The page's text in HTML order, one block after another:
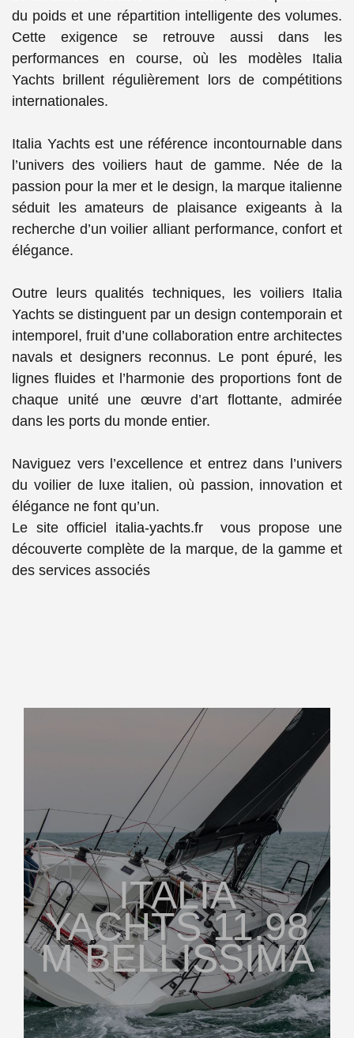
du poids et une répartition intelligente des volumes.
Cette exigence se retrouve aussi dans les
performances en course, où les modèles Italia
Yachts brillent régulièrement lors de compétitions
internationales.
Italia Yachtsest une référence incontournable dans
l’univers des voiliers haut de gamme. Née de la
passion pour la mer et le design, la marque italienne
séduit les amateurs de plaisance exigeants à la
recherche d’un voilier alliant performance, confort et
élégance.
Outre leurs qualités techniques, les voiliers Italia
Yachts se distinguent par un design contemporain et
intemporel , fruit d’une collaboration entre architectes
navals et designers reconnus. Le pont épuré, les
lignes fluides et l’harmonie des proportions font de
chaque unité une œuvre d’art flottante, admirée
dans les ports du monde entier.
Naviguez vers l’excellence et entrez dans l’univers
du voilier de luxe italien, où passion, innovation et
élégance ne font qu’un.
Le site officiel italia-yachts.fr
vous propose une
découverte complète de la marque, de la gamme et
des services associés
ITALIA
YACHTS 11.98
M BELLISSIMA